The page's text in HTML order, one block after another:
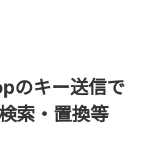
のキー送信で
索・置換等